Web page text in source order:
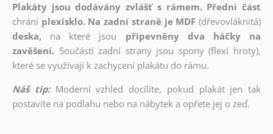
Plakáty jsou dodávány zvlášť s rámem. Přední část
chrání plexisklo. Na zadní straně je MDF (dřevovláknitá)
deska,
na které jsou
připevněny dva háčky na
zavěšení. Součástí zadní strany jsou spony (flexi hroty),
které se využívají k zachycení plakátu do rámu.
Náš tip: Moderní vzhled docílíte, pokud plakát jen tak
postavíte na podlahu nebo na nábytek a opřete jej o zeď.